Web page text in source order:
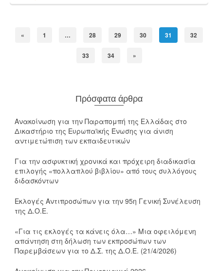
« 1 … 28 29 30 31 32
33 34 »
Πρόσφατα άρθρα
Ανακοίνωση για την Παραπομπή της Ελλάδας στο
Δικαστήριο της Ευρωπαϊκής Ένωσης για άνιση
αντιμετώπιση των εκπαιδευτικών
Για την ασφυκτική χρονικά και πρόχειρη διαδικασία
επιλογής «πολλαπλού βιβλίου» από τους συλλόγους
διδασκόντων
Εκλογές Αντιπροσώπων για την 95η Γενική Συνέλευση
της Δ.Ο.Ε.
«Για τις εκλογές τα κάνεις όλα…» Μια οφειλόμενη
απάντηση στη δήλωση των εκπροσώπων των
Παρεμβάσεων για το Δ.Σ. της Δ.Ο.Ε. (21/4/2026)